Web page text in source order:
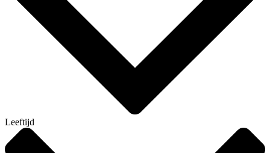
Leeftijd